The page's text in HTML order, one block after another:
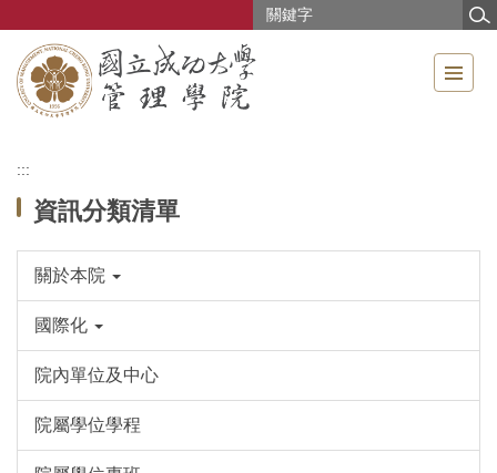
主
要
內
:::
資訊分類清單
關於本院
國際化
院內單位及中心
院屬學位學程